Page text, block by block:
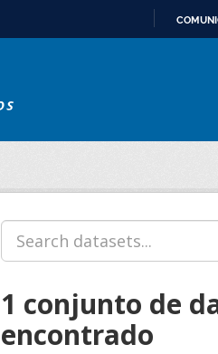
1 conjunto de
encontrado